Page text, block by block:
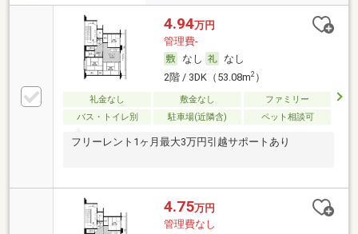
4.94万円
管理費-
なし
なし
2階 / 3DK（53.08m2）
礼金なし 敷金なし
ファミリー
バス・トイレ別
駐車場(近隣含) ペット相談可
フリーレント1ヶ月最大3万円引越サポートあり
4.75万円
管理費なし